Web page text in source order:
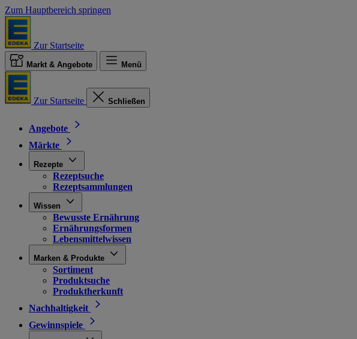
Zum Hauptbereich springen
Zur Startseite
Markt & Angebote Menü
Zur Startseite Schließen
Angebote
Märkte
Rezepte
Rezeptsuche
Rezeptsammlungen
Wissen
Bewusste Ernährung
Ernährungsformen
Lebensmittelwissen
Marken & Produkte
Sortiment
Produktsuche
Produktherkunft
Nachhaltigkeit
Gewinnspiele